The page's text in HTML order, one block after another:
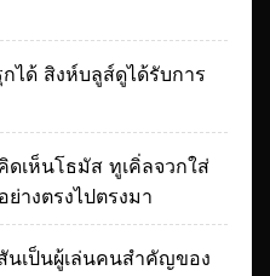
ได้ สิงห์บลูส์ดูได้รับการ
ดเห็นโธมัส ทูเคิ่ลจวกใส่
ย่างตรงไปตรงมา
นเป็นผู้เล่นคนสำคัญของ